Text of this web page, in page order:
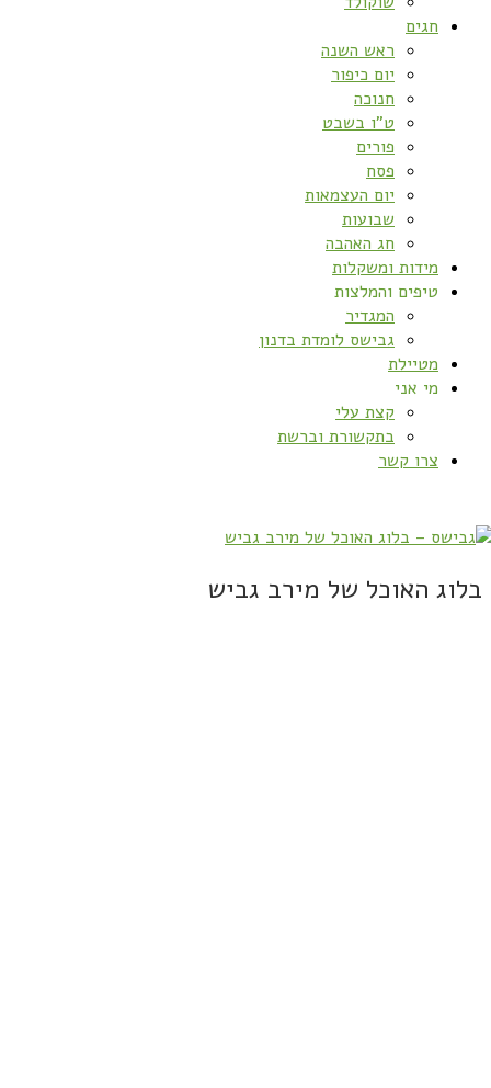
חגים
ראש השנה
יום כיפור
חנוכה
ט”ו בשבט
פורים
פסח
יום העצמאות
שבועות
חג האהבה
מידות ומשקלות
טיפים והמלצות
המגדיר
גבישס לומדת בדנון
מטיילת
מי אני
קצת עלי
בתקשורת וברשת
צרו קשר
בלוג האוכל של מירב גביש